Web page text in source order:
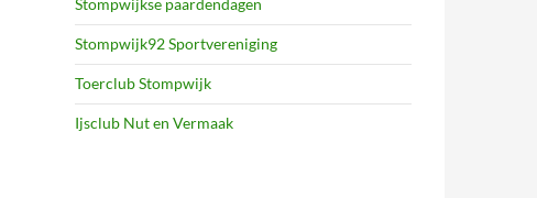
Stompwijkse paardendagen
Stompwijk92 Sportvereniging
Toerclub Stompwijk
Ijsclub Nut en Vermaak